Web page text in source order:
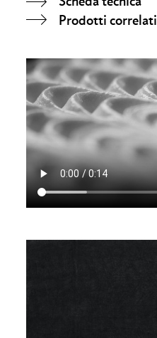
Prodotti correlati